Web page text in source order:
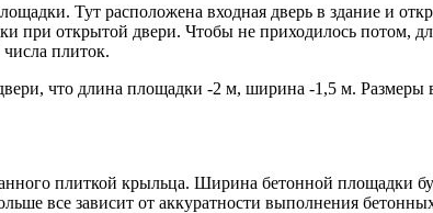
Тут расположена входная дверь в здание и
при открытой двери. Чтобы не приходилось потом,
плиток.
что длина площадки -2 м, ширина -1,5 м.
плиткой крыльца. Ширина бетонной площадки
все зависит от аккуратности выполнения